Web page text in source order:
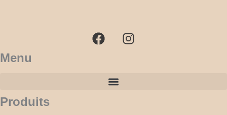
c
e
s
t
Menu
Produits